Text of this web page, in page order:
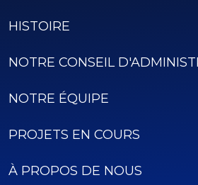
HISTOIRE
NOTRE CONSEIL
NOTRE ÉQUIPE
PROJETS EN COURS
À PROPOS DE NOUS